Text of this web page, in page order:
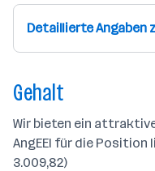
Detaillierte Angaben
Gehalt
Wir bieten ein
AngEEI für die
3.009,82)